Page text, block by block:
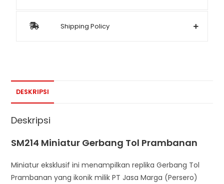
Shipping Policy
DESKRIPSI
Deskripsi
SM214 Miniatur Gerbang Tol Prambanan
Miniatur eksklusif ini menampilkan replika Gerbang Tol
Prambanan yang ikonik milik PT Jasa Marga (Persero)